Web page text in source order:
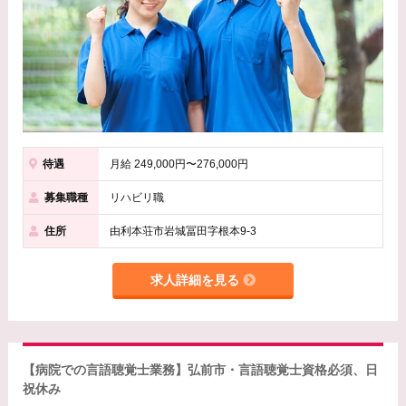
待遇 月給 249,000円〜276,000円
募集職種 リハビリ職
住所 由利本荘市岩城冨田字根本9-3
求人詳細を見る
【病院での言語聴覚士業務】弘前市・言語聴覚士資格必須、日
祝休み